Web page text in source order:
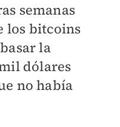
semanas
los bitcoins
la
dólares
no había